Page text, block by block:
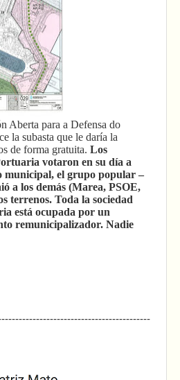
Aberta para a Defensa do
la subasta que le daría la
de forma gratuita. Los
votaron en su día a
municipal, el grupo popular –
a los demás (Marea, PSOE,
terrenos. Toda la sociedad
está ocupada por un
remunicipalizador. Nadie